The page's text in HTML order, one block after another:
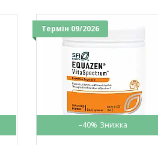
Термін 09/2026
–40%